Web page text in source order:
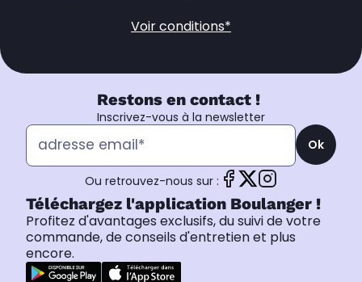
Voir conditions*
Restons en contact !
Inscrivez-vous à la newsletter
Ok
Ou retrouvez-nous sur :
Téléchargez l'application Boulanger !
Profitez d'avantages exclusifs, du suivi de votre
commande, de conseils d'entretien et plus
encore.